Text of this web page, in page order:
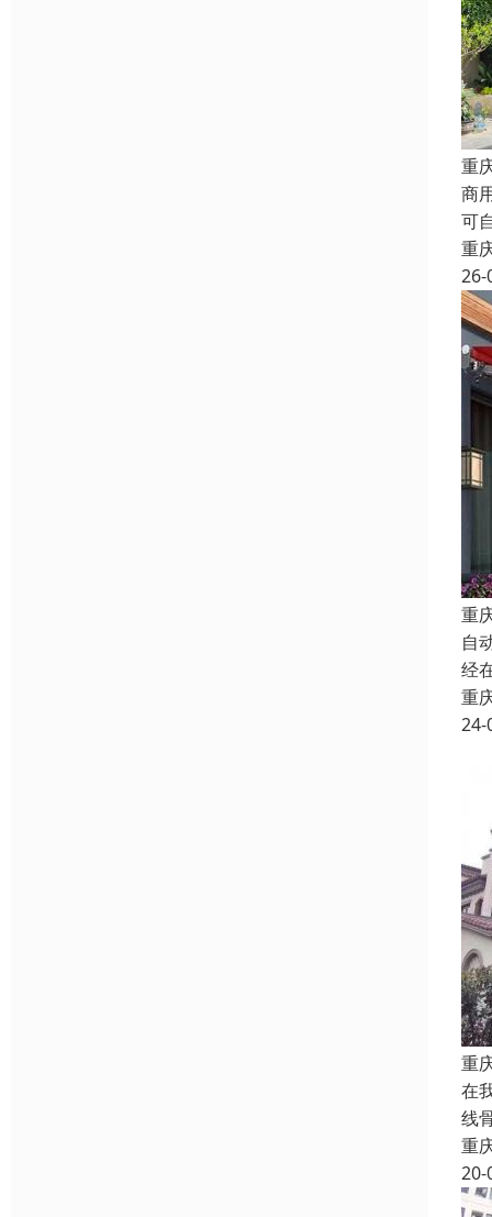
重
商
可
重
26-
重
自
经
重
24-
重
在
线
重
20-